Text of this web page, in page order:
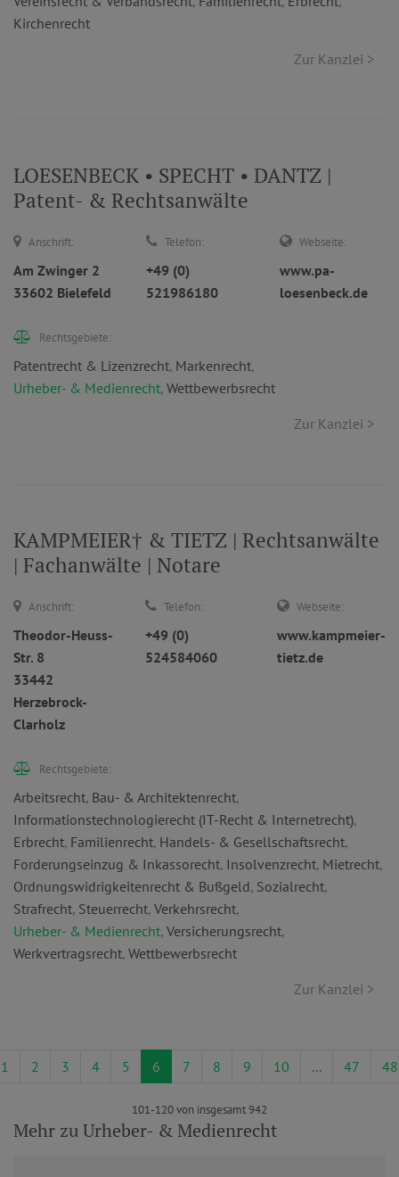
Kirchenrecht
Zur Kanzlei >
LOESENBECK • SPECHT • DANTZ |
Patent- & Rechtsanwälte
Anschrift:
Am Zwinger 2
33602 Bielefeld
Telefon:
+49 (0)
521986180
Webseite:
www.pa-
loesenbeck.de
Rechtsgebiete:
Patentrecht & Lizenzrecht, Markenrecht,
Urheber- & Medienrecht, Wettbewerbsrecht
Zur Kanzlei >
KAMPMEIER† & TIETZ | Rechtsanwälte
| Fachanwälte | Notare
Anschrift:
Theodor-Heuss-
Str. 8
33442
Herzebrock-
Clarholz
Telefon:
+49 (0)
524584060
Webseite:
www.kampmeier-
tietz.de
Rechtsgebiete:
Arbeitsrecht, Bau- & Architektenrecht,
Informationstechnologierecht (IT-Recht & Internetrecht),
Erbrecht, Familienrecht, Handels- & Gesellschaftsrecht,
Forderungseinzug & Inkassorecht, Insolvenzrecht, Mietrecht,
Ordnungswidrigkeitenrecht & Bußgeld, Sozialrecht,
Strafrecht, Steuerrecht, Verkehrsrecht,
Urheber- & Medienrecht, Versicherungsrecht,
Werkvertragsrecht, Wettbewerbsrecht
Zur Kanzlei >
1 2 3 4 5 6 7 8 9 10 ... 47 48
101-120 von insgesamt 942
Mehr zu Urheber- & Medienrecht